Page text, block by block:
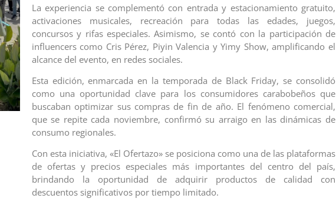
La experiencia se complementó con entrada y estacionamiento gratuito,
activaciones musicales, recreación para todas las edades, juegos,
concursos y rifas especiales. Asimismo, se contó con la participación de
influencers como Cris Pérez, Piyin Valencia y Yimy Show, amplificando el
alcance del evento, en redes sociales.
Esta edición, enmarcada en la temporada de Black Friday, se consolidó
como una oportunidad clave para los consumidores carabobeños que
buscaban optimizar sus compras de fin de año. El fenómeno comercial,
que se repite cada noviembre, confirmó su arraigo en las dinámicas de
consumo regionales.
Con esta iniciativa, «El Ofertazo» se posiciona como una de las plataformas
de ofertas y precios especiales más importantes del centro del país,
brindando la oportunidad de adquirir productos de calidad con
descuentos significativos por tiempo limitado.